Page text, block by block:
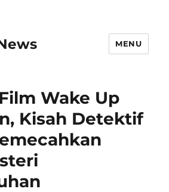
MENU
Wake Up
Kisah Detektif